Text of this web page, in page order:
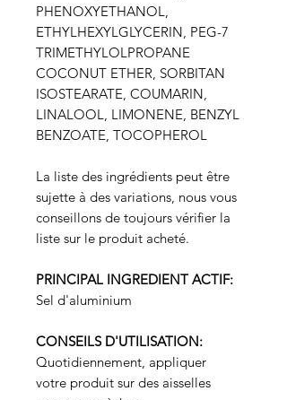
PHENOXYETHANOL,
ETHYLHEXYLGLYCERIN, PEG-7
TRIMETHYLOLPROPANE
COCONUT ETHER, SORBITAN
ISOSTEARATE, COUMARIN,
LINALOOL, LIMONENE, BENZYL
BENZOATE, TOCOPHEROL
La liste des ingrédients peut être
sujette à des variations, nous vous
conseillons de toujours vérifier la
liste sur le produit acheté.
PRINCIPAL INGREDIENT ACTIF:
Sel d'aluminium
CONSEILS D'UTILISATION:
Quotidiennement, appliquer
votre produit sur des aisselles